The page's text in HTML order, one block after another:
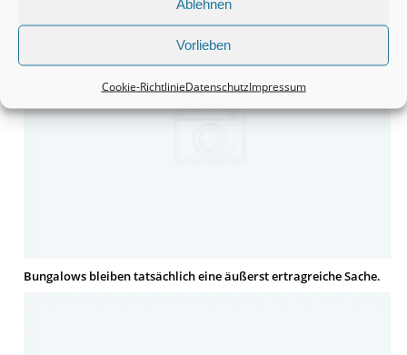
Ablehnen
Vorlieben
Cookie-RichtlinieDatenschutzImpressum
Bungalows bleiben tatsächlich eine äußerst ertragreiche Sache.